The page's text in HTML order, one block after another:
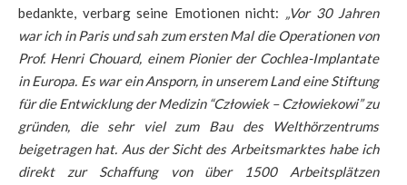
bedankte, verbarg seine Emotionen nicht: „Vor 30 Jahren
war ich in Paris und sah zum ersten Mal die Operationen von
Prof. Henri Chouard, einem Pionier der Cochlea-Implantate
in Europa. Es war ein Ansporn, in unserem Land eine Stiftung
für die Entwicklung der Medizin “Człowiek – Człowiekowi” zu
gründen, die sehr viel zum Bau des Welthörzentrums
beigetragen hat. Aus der Sicht des Arbeitsmarktes habe ich
direkt zur Schaffung von über 1500 Arbeitsplätzen